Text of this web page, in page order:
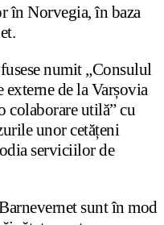
în Norvegia, în baza
numit „Consulul
de la Varșovia
colaborare utilă” cu
unor cetățeni
serviciilor de
sunt în mod